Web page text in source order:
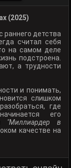
(2025)
детства
считал себя
на самом деле
подстроена.
а трудности
и понимать,
слишком
где
его
"Миллиардер в
качестве на